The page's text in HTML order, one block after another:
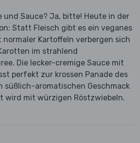
und Sauce? Ja, bitte! Heute in der
Statt Fleisch gibt es ein veganes
Kartoffeln verbergen sich
im strahlend
Die lecker-cremige Sauce mit
perfekt zur krossen Panade des
süßlich-aromatischen Geschmack
wird mit würzigen Röstzwiebeln.